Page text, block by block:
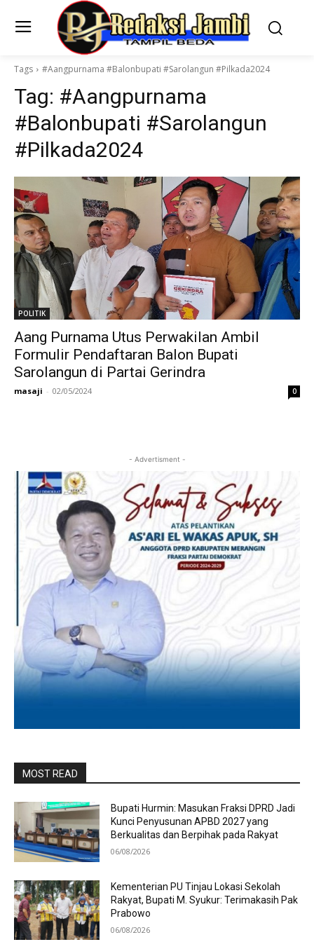
Tags #Aangpurnama #Balonbupati #Sarolangun #Pilkada2024
Tag: #Aangpurnama
#Balonbupati #Sarolangun
#Pilkada2024
POLITIK
Aang Purnama Utus Perwakilan Ambil
Formulir Pendaftaran Balon Bupati
Sarolangun di Partai Gerindra
masaji - 02/05/2024 0
- Advertisment -
MOST READ
Bupati Hurmin: Masukan Fraksi DPRD Jadi
Kunci Penyusunan APBD 2027 yang
Berkualitas dan Berpihak pada Rakyat
06/08/2026
Kementerian PU Tinjau Lokasi Sekolah
Rakyat, Bupati M. Syukur: Terimakasih Pak
Prabowo
06/08/2026